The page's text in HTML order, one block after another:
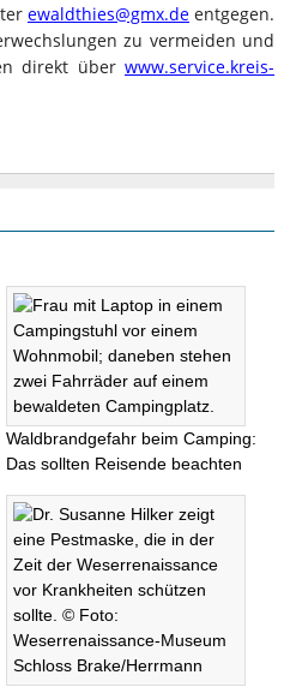
ewaldthies@gmx.de entgegen.
zu vermeiden und
direkt über www.service.kreis-
Waldbrandgefahr beim Camping:
Das sollten Reisende beachten